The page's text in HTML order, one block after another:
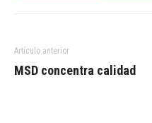
Artículo anterior
MSD concentra calidad